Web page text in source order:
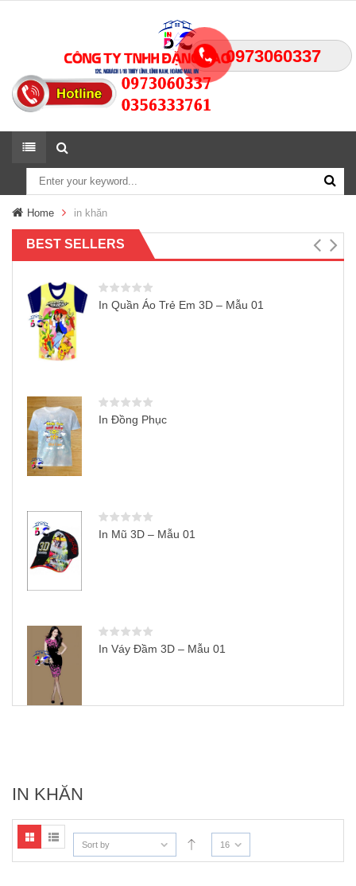
0973060337
Home in khăn
BEST SELLERS
In Quần Áo Trẻ Em 3D – Mẫu 01
In Đồng Phục
In Mũ 3D – Mẫu 01
In Váy Đầm 3D – Mẫu 01
IN KHĂN
Sort by 16